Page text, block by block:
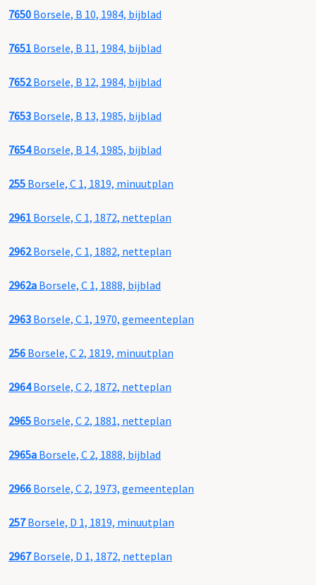
7650 Borsele, B 10, 1984, bijblad
7651 Borsele, B 11, 1984, bijblad
7652Borsele, B 12, 1984, bijblad
7653 Borsele, B 13, 1985, bijblad
7654Borsele, B 14, 1985, bijblad
255 Borsele, C 1, 1819, minuutplan
2961 Borsele, C 1, 1872, netteplan
2962Borsele, C 1, 1882, netteplan
2962a Borsele, C 1, 1888, bijblad
2963 Borsele, C 1, 1970, gemeenteplan
256 Borsele, C 2, 1819, minuutplan
2964Borsele, C 2, 1872, netteplan
2965 Borsele, C 2, 1881, netteplan
2965a Borsele, C 2, 1888, bijblad
2966 Borsele, C 2, 1973, gemeenteplan
257Borsele, D 1, 1819, minuutplan
2967Borsele, D 1, 1872, netteplan